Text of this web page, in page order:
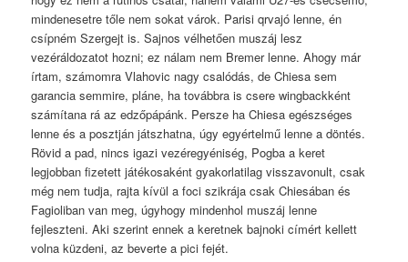
mindenesetre tőle nem sokat várok. Parisi qrvajó lenne, én
csípném Szergejt is. Sajnos vélhetően muszáj lesz
vezéráldozatot hozni; ez nálam nem Bremer lenne. Ahogy már
írtam, számomra Vlahovic nagy csalódás, de Chiesa sem
garancia semmire, pláne, ha továbbra is csere wingbackként
számítana rá az edzőpápánk. Persze ha Chiesa egészséges
lenne és a posztján játszhatna, úgy egyértelmű lenne a döntés.
Rövid a pad, nincs igazi vezéregyéniség, Pogba a keret
legjobban fizetett játékosaként gyakorlatilag visszavonult, csak
még nem tudja, rajta kívül a foci szikrája csak Chiesában és
Fagioliban van meg, úgyhogy mindenhol muszáj lenne
fejleszteni. Aki szerint ennek a keretnek bajnoki címért kellett
volna küzdeni, az beverte a pici fejét.